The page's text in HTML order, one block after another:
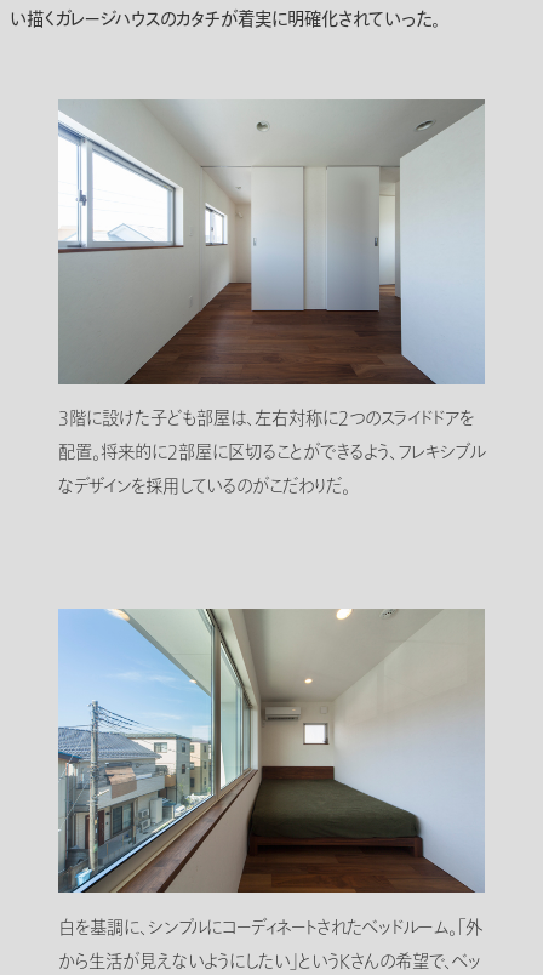
い描くガレージハウスのカタチが着実に明確化されていった。
3階に設けた子ども部屋は、左右対称に2つのスライドドアを
配置。将来的に2部屋に区切ることができるよう、フレキシブル
なデザインを採用しているのがこだわりだ。
白を基調に、シンプルにコーディネートされたベッドルーム。「外
から生活が見えないようにしたい」というKさんの希望で、ベッ